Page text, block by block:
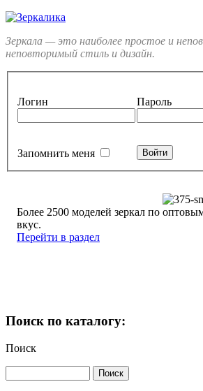
Зеркала — это наиболее простое и
неповторимый стиль и дизайн.
Логин Пароль
Запомнить меня
Более 2500 моделей зеркал по
вкус.
Перейти в раздел
Поиск по каталогу:
Поиск